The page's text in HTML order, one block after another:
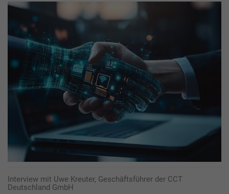
Interview mit Uwe Kreuter, Geschäftsführer der CCT
Deutschland GmbH